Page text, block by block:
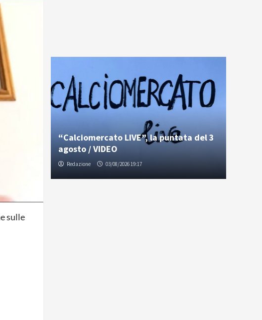
sulle
“Calciomercato LIVE”, la puntata del 3
agosto / VIDEO
Redazione 03/08/2026 19:17